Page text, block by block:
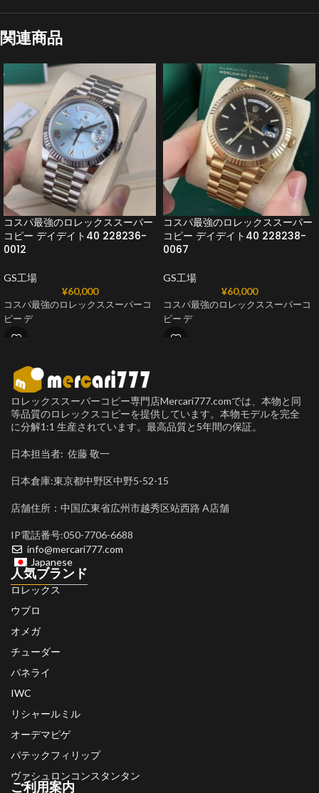
関連商品
コスパ最強のロレックススーパー
コピー デイデイト40 228236-
0012
GS工場
¥60,000
コスパ最強のロレックススーパーコ
ピー デ
コスパ最強のロレックススーパー
コピー デイデイト40 228238-
0067
GS工場
¥60,000
コスパ最強のロレックススーパーコ
ピー デ
ロレックススーパーコピー専門店Mercari777.comでは、本物と同
等品質のロレックスコピーを提供しています。本物モデルを完全
に分解1:1 生産されています。最高品質と5年間の保証。
日本担当者: 佐藤 敬一
日本倉庫:東京都中野区中野5-52-15
店舗住所：中国広東省広州市越秀区站西路 A店舗
IP電話番号:050-7706-6688
info@mercari777.com
Japanese
人気ブランド
ロレックス
ウブロ
オメガ
チューダー
パネライ
IWC
リシャールミル
オーデマピゲ
パテックフィリップ
ヴァシュロンコンスタンタン
ご利用案内